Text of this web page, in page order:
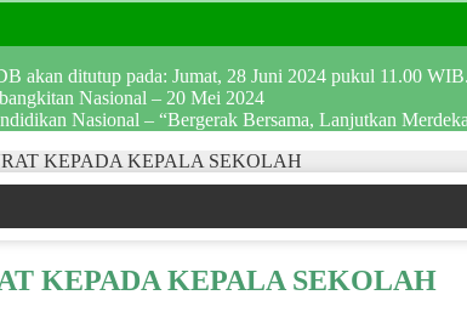
akan ditutup pada: Jumat, 28 Juni 2024 pukul 11.00
Nasional – 20 Mei 2024
Nasional – “Bergerak Bersama, Lanjutkan
KEPADA KEPALA SEKOLAH
KEPADA KEPALA SEKOLAH